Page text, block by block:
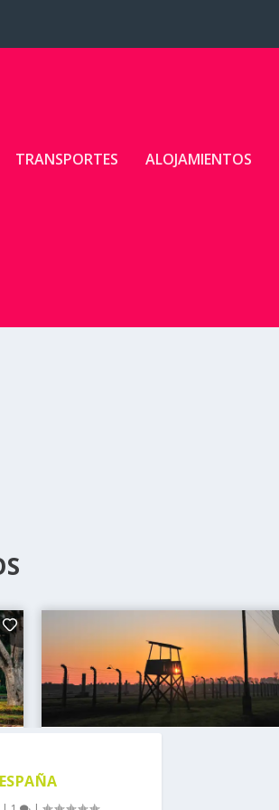
TRANSPORTES ALOJAMIENTOS